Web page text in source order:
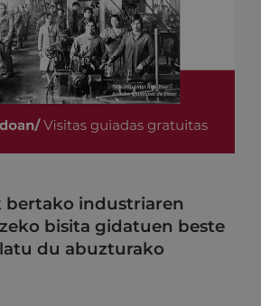
bertako industriaren
bisita gidatuen beste
du abuzturako